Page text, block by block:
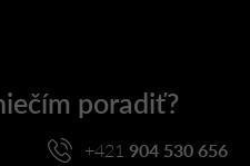
+421 904 530 656